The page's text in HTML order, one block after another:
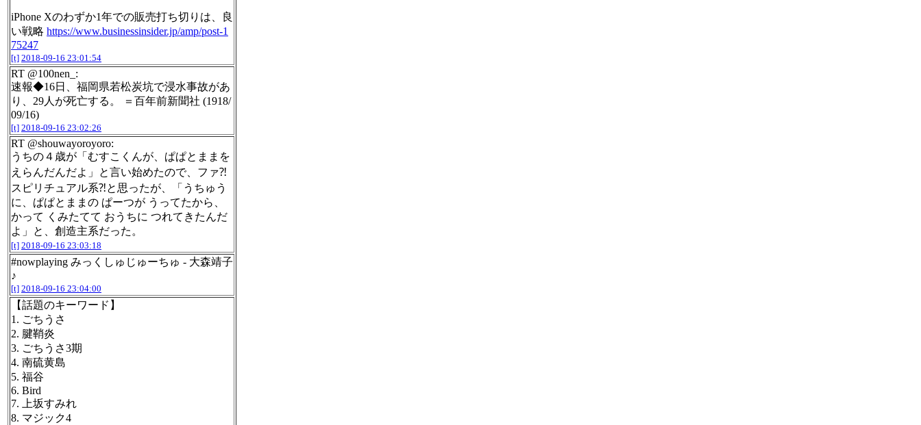
iPhone Xのわずか1年での販売打ち切りは、良
い戦略 https://www.businessinsider.jp/amp/post-1
75247
[t] 2018-09-16 23:01:54
RT @100nen_:
速報◆16日、福岡県若松炭坑で浸水事故があ
り、29人が死亡する。 ＝百年前新聞社 (1918/
09/16)
[t] 2018-09-16 23:02:26
RT @shouwayoroyoro:
うちの４歳が「むすこくんが、ぱぱとままを
えらんだんだよ」と言い始めたので、ファ⁈
スピリチュアル系⁈と思ったが、「うちゅう
に、ぱぱとままの ぱーつが うってたから、
かって くみたてて おうちに つれてきたんだ
よ」と、創造主系だった。
[t] 2018-09-16 23:03:18
#nowplaying みっくしゅじゅーちゅ - 大森靖子
♪
[t] 2018-09-16 23:04:00
【話題のキーワード】
1. ごちうさ
2. 腱鞘炎
3. ごちうさ3期
4. 南硫黄島
5. 福谷
6. Bird
7. 上坂すみれ
8. マジック4